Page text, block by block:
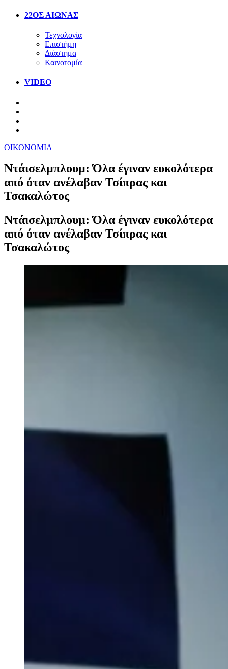
22ΟΣ ΑΙΩΝΑΣ
Τεχνολογία
Επιστήμη
Διάστημα
Καινοτομία
VIDEO
ΟΙΚΟΝΟΜΙΑ
Ντάισελμπλουμ: Όλα έγιναν ευκολότερα
από όταν ανέλαβαν Τσίπρας και
Τσακαλώτος
Ντάισελμπλουμ: Όλα έγιναν ευκολότερα
από όταν ανέλαβαν Τσίπρας και
Τσακαλώτος